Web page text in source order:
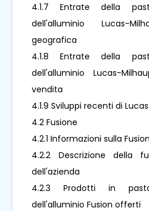
4.1.7 Entrate della
dell'alluminio Lucas-
geografica
4.1.8 Entrate della
dell'alluminio Lucas-
vendita
4.1.9 Sviluppi recenti di
4.2 Fusione
4.2.1 Informazioni sulla
4.2.2 Descrizione della
dell'azienda
4.2.3 Prodotti in
dell'alluminio Fusion offerti